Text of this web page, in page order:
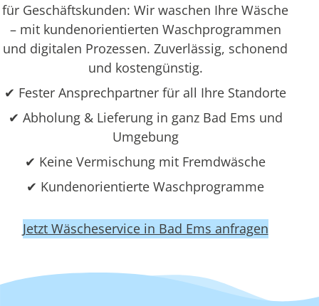
für Geschäftskunden: Wir waschen Ihre Wäsche
– mit kundenorientierten Waschprogrammen
und digitalen Prozessen. Zuverlässig, schonend
und kostengünstig.
✔ Fester Ansprechpartner für all Ihre Standorte
✔ Abholung & Lieferung in ganz Bad Ems und
Umgebung
✔ Keine Vermischung mit Fremdwäsche
✔ Kundenorientierte Waschprogramme
Jetzt Wäscheservice in Bad Ems anfragen